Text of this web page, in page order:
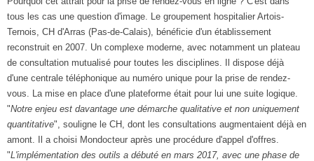
tous les cas une question d'image. Le groupement hospitalier Artois-
Ternois, CH d'Arras (Pas-de-Calais), bénéficie d'un établissement
reconstruit en 2007. Un complexe moderne, avec notamment un plateau
de consultation mutualisé pour toutes les disciplines. Il dispose déjà
d'une centrale téléphonique au numéro unique pour la prise de rendez-
vous. La mise en place d'une plateforme était pour lui une suite logique.
"Notre enjeu est davantage une démarche qualitative et non uniquement
quantitative", souligne le CH, dont les consultations augmentaient déjà en
amont. Il a choisi Mondocteur après une procédure d'appel d'offres.
"L'implémentation des outils a débuté en mars 2017, avec une phase de